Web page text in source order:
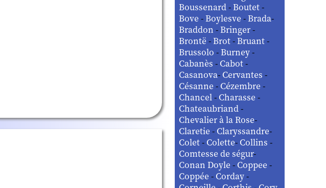
Boussenard-Boutet-
Bove-Boylesve-Brada-
Braddon-Bringer-
Brontë-Brot-Bruant-
Brussolo-Burney-
Cabanès- Cabot-
Casanova- Cervantes-
Césanne- Cézembre-
Chancel- Charasse-
Chateaubriand-
Chevalier à la Rose-
Claretie- Claryssandre-
Colet- Colette- Collins-
Comtesse de ségur-
Conan Doyle- Coppee-
Coppée- Corday-